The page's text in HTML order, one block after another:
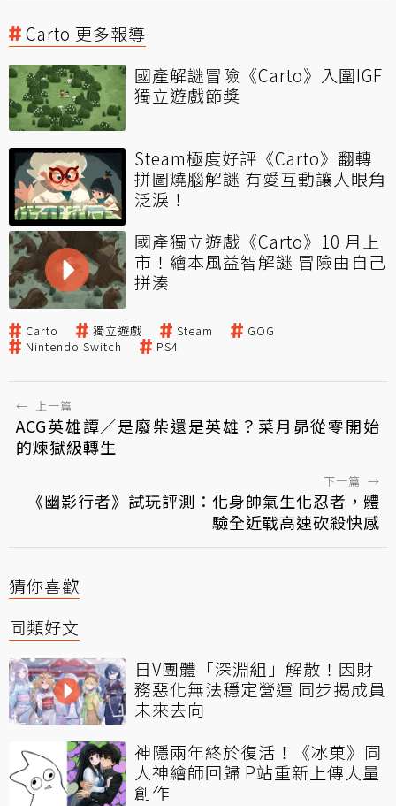
Carto 更多報導
國產解謎冒險《Carto》入圍IGF
獨立遊戲節獎
Steam極度好評《Carto》翻轉
拼圖燒腦解謎 有愛互動讓人眼角
泛淚！
國產獨立遊戲《Carto》10 月上
市！繪本風益智解謎 冒險由自己
拼湊
Carto 獨立遊戲 Steam
GOG
Nintendo Switch
PS4
← 上一篇
ACG英雄譚／是廢柴還是英雄？菜月昴從零開始
的煉獄級轉生
下一篇 →
《幽影行者》試玩評測：化身帥氣生化忍者，體
驗全近戰高速砍殺快感
猜你喜歡
同類好文
日V團體「深淵組」解散！因財
務惡化無法穩定營運 同步揭成員
未來去向
神隱兩年終於復活！《冰菓》同
人神繪師回歸 P站重新上傳大量
創作